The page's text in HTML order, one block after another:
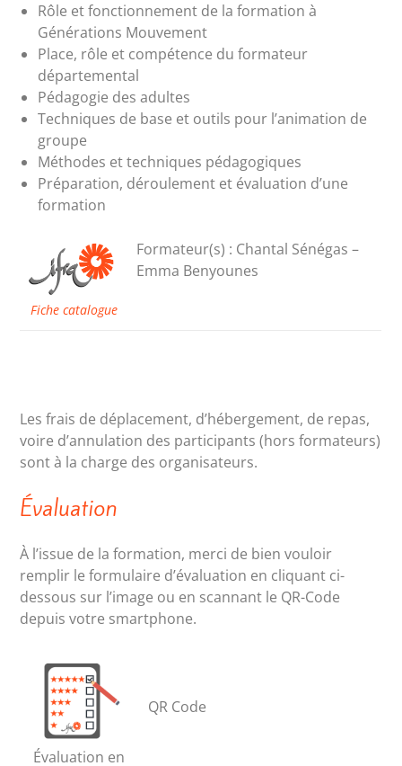
Rôle et fonctionnement de la formation à
Générations Mouvement
Place, rôle et compétence du formateur
départemental
Pédagogie des adultes
Techniques de base et outils pour l’animation de
groupe
Méthodes et techniques pédagogiques
Préparation, déroulement et évaluation d’une
formation
Fiche catalogue
Formateur(s) : Chantal Sénégas –
Emma Benyounes
Les frais de déplacement, d’hébergement, de repas,
voire d’annulation des participants (hors formateurs)
sont à la charge des organisateurs.
Évaluation
À l’issue de la formation, merci de bien vouloir
remplir le formulaire d’évaluation en cliquant ci-
dessous sur l’image ou en scannant le QR-Code
depuis votre smartphone.
Évaluation en
QR Code